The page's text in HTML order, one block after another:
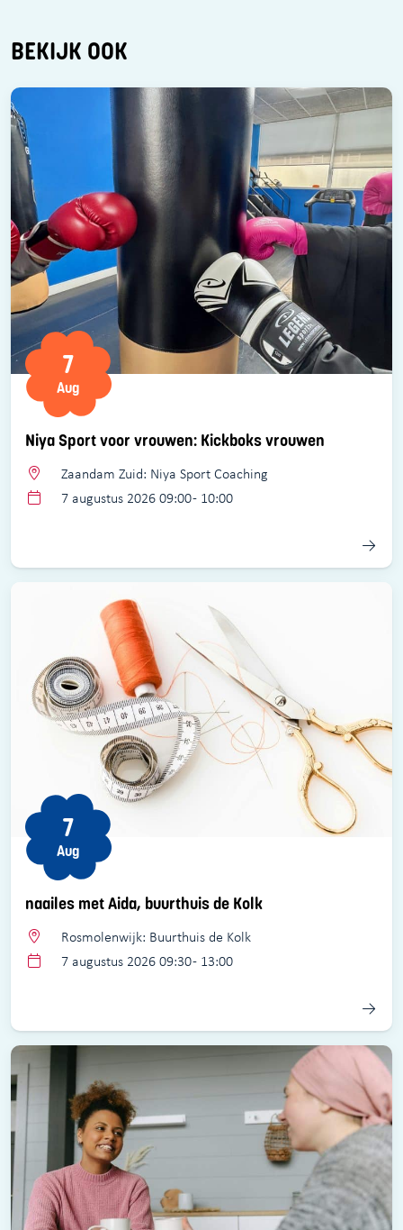
BEKIJK OOK
Niya Sport voor vrouwen: Kickboks vrouwen
7
Aug
Zaandam Zuid: Niya Sport Coaching
7 augustus 2026 09:00 - 10:00
naailes met Aida, buurthuis de Kolk
7
Aug
Rosmolenwijk: Buurthuis de Kolk
7 augustus 2026 09:30 - 13:00